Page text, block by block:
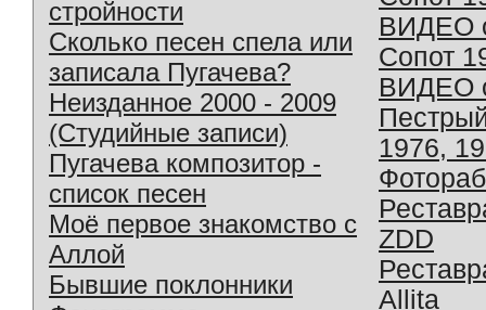
стройности
Сколько песен спела или
записала Пугачева?
Неизданное 2000 - 2009
(Студийные записи)
Пугачева композитор -
список песен
Моё первое знакомство с
Аллой
Бывшие поклонники
ВИДЕО
Сопот
ВИДЕО
1976,
ZDD
Allita